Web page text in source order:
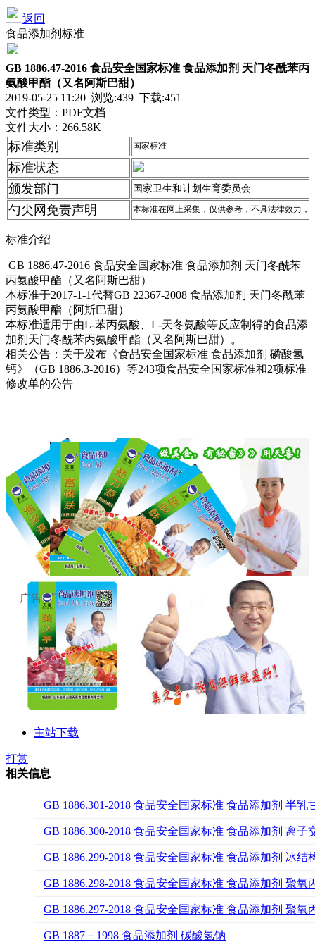
返回
食品添加剂标准
GB 1886.47-2016 食品安全国家标准 食品添加剂 天门冬酰苯丙
氨酸甲酯（又名阿斯巴甜）
2019-05-25 11:20 浏览:439 下载:451
文件类型：PDF文档
文件大小：266.58K
标准类别 国家标准
标准状态
颁发部门
国家卫生和计划生育委员会
勺尖网免责声明 本标准在网上采集，仅供参考，不具法律效力，
标准介绍
GB 1886.47-2016 食品安全国家标准 食品添加剂 天门冬酰苯
丙氨酸甲酯（又名阿斯巴甜）
本标准于2017-1-1代替GB 22367-2008 食品添加剂 天门冬酰苯
丙氨酸甲酯（阿斯巴甜）
本标准适用于由L-苯丙氨酸、L-天冬氨酸等反应制得的食品添
加剂天门冬酰苯丙氨酸甲酯（又名阿斯巴甜）。
相关公告：关于发布《食品安全国家标准 食品添加剂 磷酸氢
钙》（GB 1886.3-2016）等243项食品安全国家标准和2项标准
修改单的公告
广告
主站下载
打赏
相关信息
GB 1886.301-2018 食品安全国家标准 食品添加剂 半乳
GB 1886.300-2018 食品安全国家标准 食品添加剂 离子
GB 1886.299-2018 食品安全国家标准 食品添加剂 冰结
GB 1886.298-2018 食品安全国家标准 食品添加剂 聚氧
GB 1886.297-2018 食品安全国家标准 食品添加剂 聚氧
GB 1887－1998 食品添加剂 碳酸氢钠